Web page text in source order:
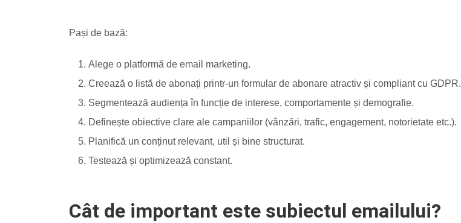
Pași de bază:
Alege o platformă de email marketing.
Creează o listă de abonați printr-un formular de abonare atractiv și compliant cu GDPR.
Segmentează audiența în funcție de interese, comportamente și demografie.
Definește obiective clare ale campaniilor (vânzări, trafic, engagement, notorietate etc.).
Planifică un conținut relevant, util și bine structurat.
Testează și optimizează constant.
Cât de important este subiectul emailului?